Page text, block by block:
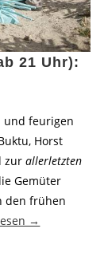
21 Uhr):
und feurigen
Horst
zur allerletzten
Gemüter
den frühen
→